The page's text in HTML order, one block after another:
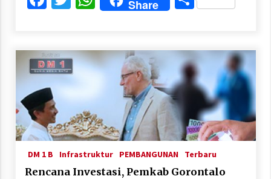
Share
DM 1 B Infrastruktur PEMBANGUNAN Terbaru
Rencana Investasi, Pemkab Gorontalo